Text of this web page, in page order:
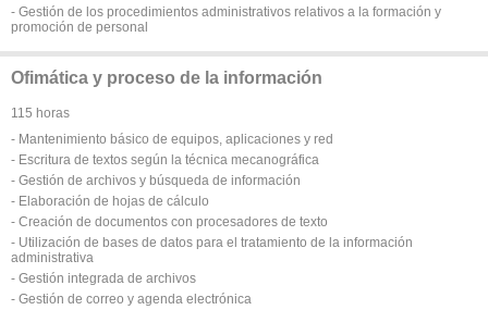
- Gestión de los procedimientos administrativos relativos a la formación y
promoción de personal
Ofimática y proceso de la información
115 horas
- Mantenimiento básico de equipos, aplicaciones y red
- Escritura de textos según la técnica mecanográfica
- Gestión de archivos y búsqueda de información
- Elaboración de hojas de cálculo
- Creación de documentos con procesadores de texto
- Utilización de bases de datos para el tratamiento de la información
administrativa
- Gestión integrada de archivos
- Gestión de correo y agenda electrónica